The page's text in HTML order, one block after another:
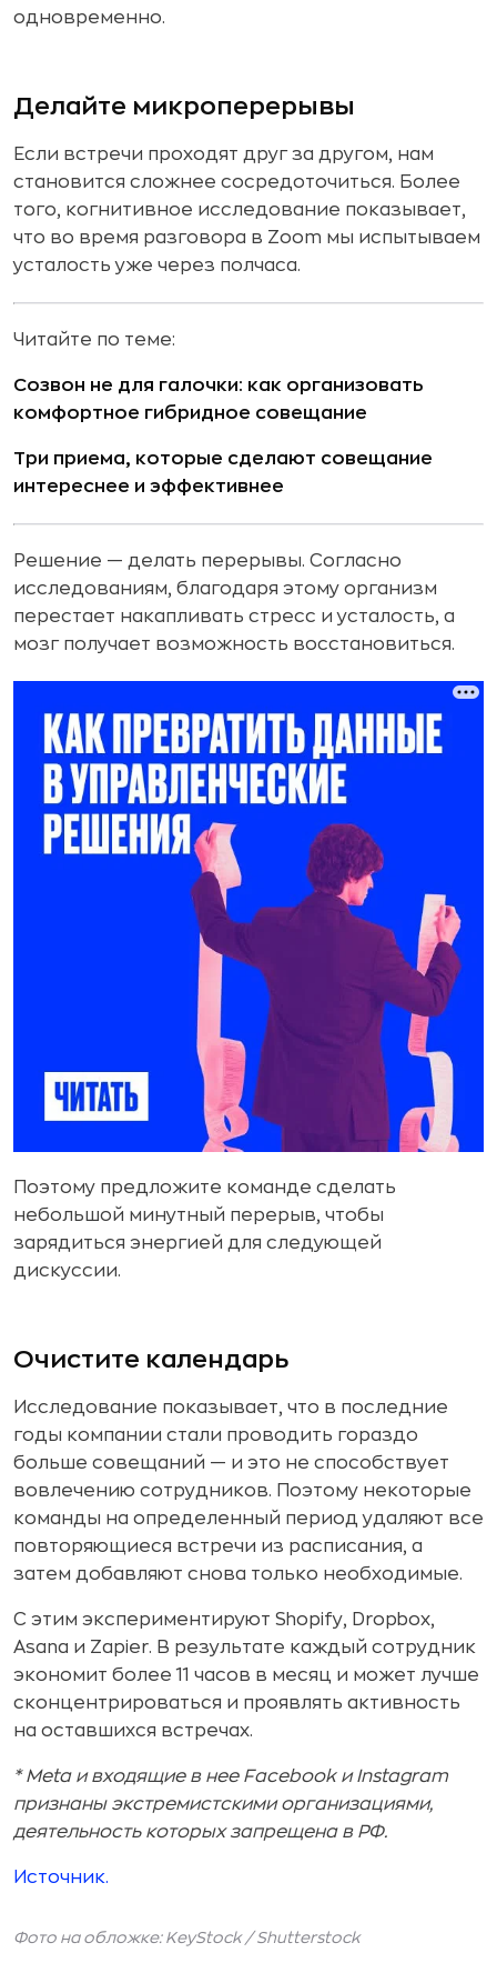
одновременно.
Делайте микроперерывы
Если встречи проходят друг за другом, нам
становится сложнее сосредоточиться. Более
того, когнитивное исследование показывает,
что во время разговора в Zoom мы испытываем
усталость уже через полчаса.
Читайте по теме:
Созвон не для галочки: как организовать
комфортное гибридное совещание
Три приема, которые сделают совещание
интереснее и эффективнее
Решение — делать перерывы. Согласно
исследованиям, благодаря этому организм
перестает накапливать стресс и усталость, а
мозг получает возможность восстановиться.
Поэтому предложите команде сделать
небольшой минутный перерыв, чтобы
зарядиться энергией для следующей
дискуссии.
Очистите календарь
Исследование показывает, что в последние
годы компании стали проводить гораздо
больше совещаний — и это не способствует
вовлечению сотрудников. Поэтому некоторые
команды на определенный период удаляют все
повторяющиеся встречи из расписания, а
затем добавляют снова только необходимые.
С этим экспериментируют Shopify, Dropbox,
Asana и Zapier. В результате каждый сотрудник
экономит более 11 часов в месяц и может лучше
сконцентрироваться и проявлять активность
на оставшихся встречах.
* Meta и входящие в нее Facebook и Instagram
признаны экстремистскими организациями,
деятельность которых запрещена в РФ.
Источник.
Фото на обложке: KeyStock /Shutterstock